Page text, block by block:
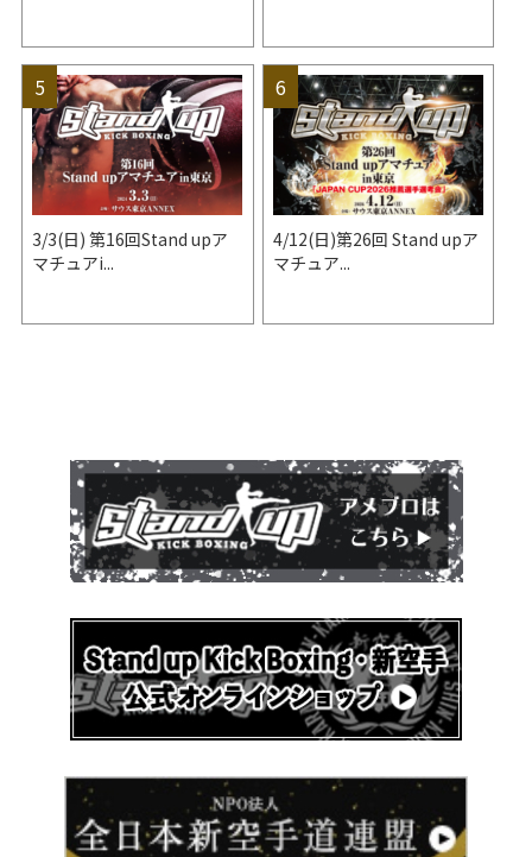
3/3(日) 第16回Stand upア
マチュアi...
4/12(日)第26回 Stand upア
マチュア...